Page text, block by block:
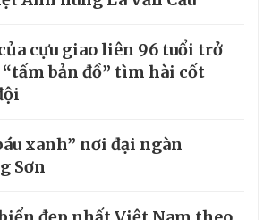
cựu giao liên 96 tuổi trở
bản đồ” tìm hài cốt
xanh” nơi đại ngàn
Sơn